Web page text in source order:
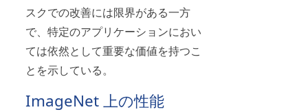
スクでの改善には限界がある一方
で、特定のアプリケーションにおい
ては依然として重要な価値を持つこ
とを示している。
ImageNet 上の性能